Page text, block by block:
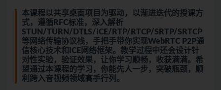
本课程以共享桌面项目为驱动，以渐进迭代的授课方
式，遵循RFC标准，深入解析
STUN/TURN/DTLS/ICE/RTP/RTCP/SRTP/SRTCP
等网络传输协议栈，手把手带你实现WebRTC P2P通
信核心技术和ICE网络框架。教学过程中还会设计针
对性实验，验证效果，让你学习顺畅，收获满满。希
望通过本课程的学习，你能先人一步，突破瓶颈，顺
利跨入音视频领域高手行列。